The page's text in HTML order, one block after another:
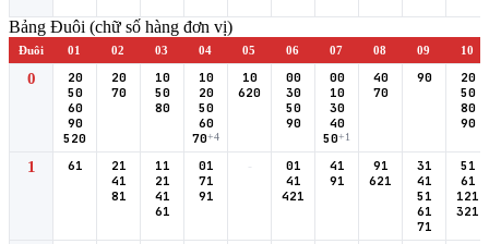
Bảng Đuôi (chữ số hàng đơn vị)
Đuôi 01 02 03 04 05 06 07 08 09 10
0
20
50
60
90
520
20
70
10
50
80
10
20
50
60
70+4
10
620
00
30
50
90
00
10
30
40
50+1
40
70
90
20
50
80
90
1 61
21
41
81
11
21
41
61
01
71
91
-
01
41
421
41
91
91
621
31
41
51
61
71
51
61
121
321